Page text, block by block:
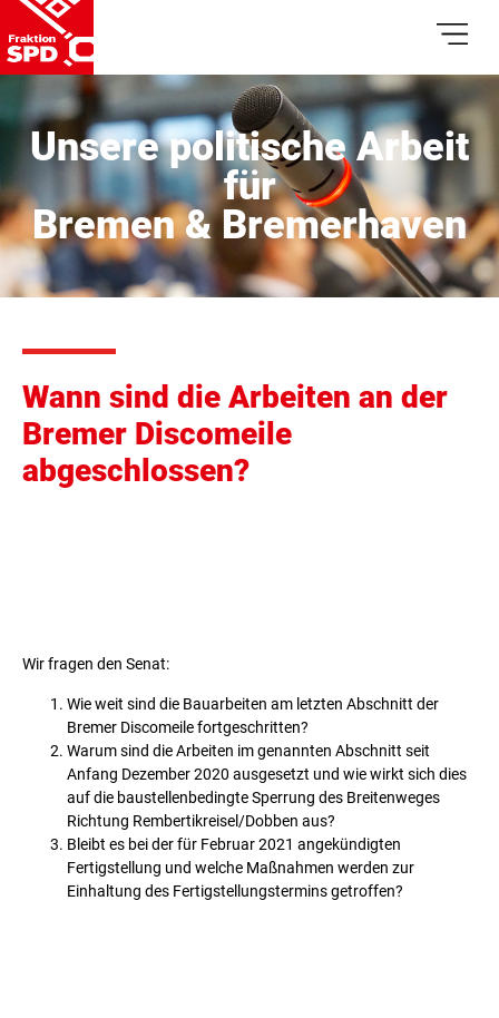
Unsere politische Arbeit
für
Bremen & Bremerhaven
Wann sind die Arbeiten an der
Bremer Discomeile
abgeschlossen?
Wir fragen den Senat:
Wie weit sind die Bauarbeiten am letzten Abschnitt der
Bremer Discomeile fortgeschritten?
Warum sind die Arbeiten im genannten Abschnitt seit
Anfang Dezember 2020 ausgesetzt und wie wirkt sich dies
auf die baustellenbedingte Sperrung des Breitenweges
Richtung Rembertikreisel/Dobben aus?
Bleibt es bei der für Februar 2021 angekündigten
Fertigstellung und welche Maßnahmen werden zur
Einhaltung des Fertigstellungstermins getroffen?